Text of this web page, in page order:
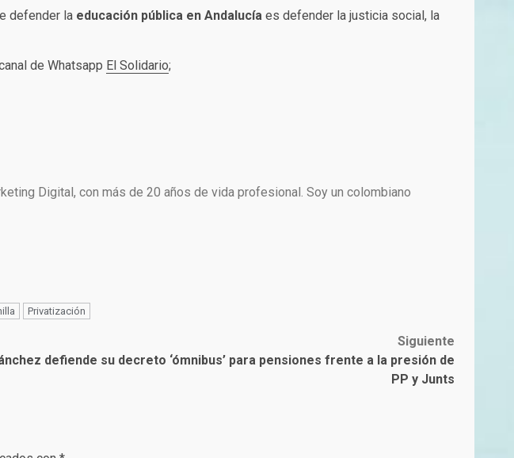
defender la educación pública en Andalucía es defender la justicia social, la
de Whatsapp El Solidario;
Digital, con más de 20 años de vida profesional. Soy un colombiano
Privatización
Siguiente
defiende su decreto ‘ómnibus’ para pensiones frente a la presión de
PP y Junts